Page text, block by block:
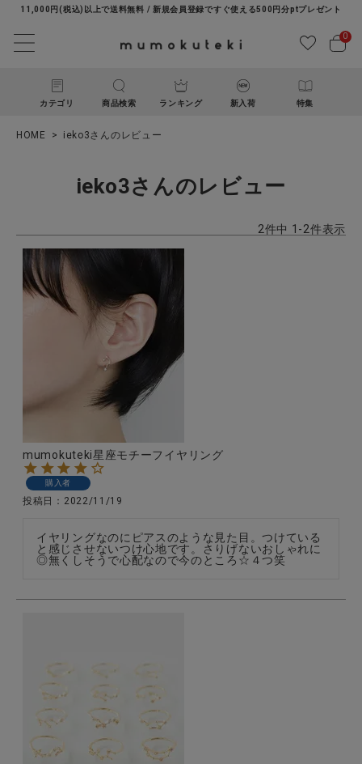
11,000円(税込)以上で送料無料 / 新規会員登録ですぐ使える500円分ptプレゼント
0
カテゴリ 商品検索 ランキング 新入荷 特集
ACCOUNT MENU
ようこそ ゲスト 様
ナチュラル服
生活雑貨
ブランド
全ての商品
HOME ieko3さんのレビュー
ieko3さんのレビュー
2件中 1 -2件表示
mumokuteki星座モチーフイヤリング
購入者
投稿日 2022/11/19
イヤリングなのにピアスのような見た目。つけている
と感じさせないつけ心地です。さりげないおしゃれに
◎無くしそうで心配なので今のところ☆４つ笑